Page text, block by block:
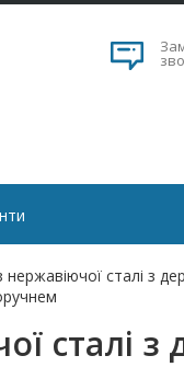
нержавіючої сталі з
сталі